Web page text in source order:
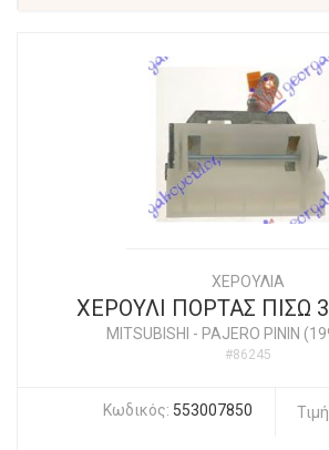
ΧΕΡΟΥΛΙΑ
ΧΕΡΟΥΛΙ ΠΟΡΤΑΣ ΠΙΣΩ
MITSUBISHI - PAJERO PININ
#86245
Κωδικός: 553007850